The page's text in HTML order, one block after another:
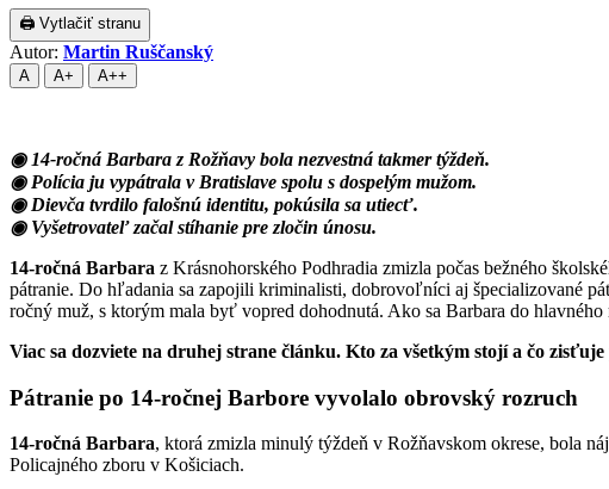
🖨 Vytlačiť stranu
Autor: Martin Ruščanský
A A+ A++
◉ 14-ročná Barbara z Rožňavy bola nezvestná takmer týždeň.
◉ Polícia ju vypátrala v Bratislave spolu s dospelým mužom.
◉ Dievča tvrdilo falošnú identitu, pokúsila sa utiecť.
◉ Vyšetrovateľ začal stíhanie pre zločin únosu.
14-ročná Barbara z Krásnohorského Podhradia zmizla počas bežného
pátranie. Do hľadania sa zapojili kriminalisti, dobrovoľníci aj špecializované
ročný muž, s ktorým mala byť vopred dohodnutá. Ako sa Barbara do hlavného
Viac sa dozviete na druhej strane článku. Kto za všetkým stojí a čo zisťuje
Pátranie po 14-ročnej Barbore vyvolalo obrovský rozruch
14-ročná Barbara, ktorá zmizla minulý týždeň v Rožňavskom okrese, bola
Policajného zboru v Košiciach.